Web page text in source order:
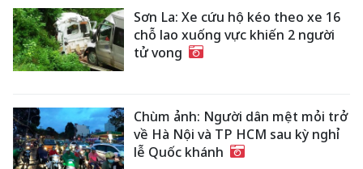
Sơn La: Xe cứu hộ kéo theo xe 16
chỗ lao xuống vực khiến 2 người
tử vong
Chùm ảnh: Người dân mệt mỏi trở
về Hà Nội và TP HCM sau kỳ nghỉ
lễ Quốc khánh